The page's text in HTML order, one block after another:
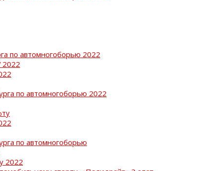
по автомногоборью 2022
по автомногоборью 2022
по автомногоборью
2022